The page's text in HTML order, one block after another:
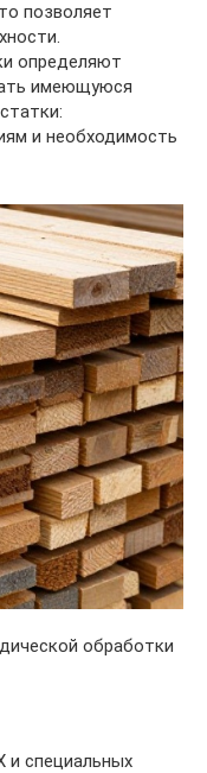
позволяет
определяют
имеющуюся
и необходимость
обработки
и специальных